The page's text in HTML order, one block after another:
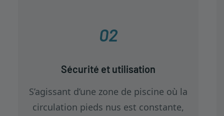
02
Sécurité et utilisation
S’agissant d’une zone de piscine où la
circulation pieds nus est constante,